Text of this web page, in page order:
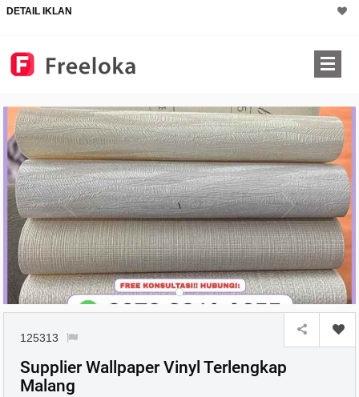
DETAIL IKLAN
125313
Supplier Wallpaper Vinyl Terlengkap
Malang